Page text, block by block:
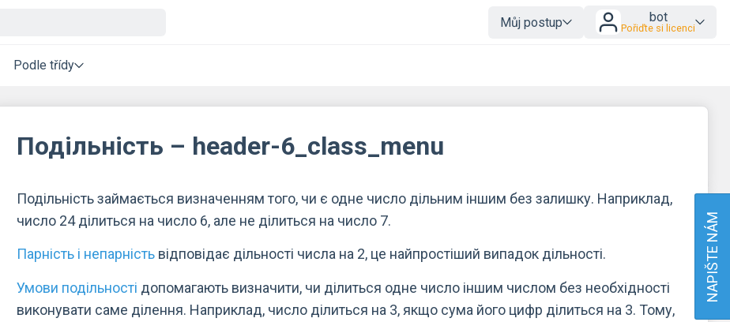
Můj postup bot
Pořiďte si licenci
Podle třídy
Подільність – header-6_class_menu
Подільність займається визначенням того, чи є одне число дільним іншим без залишку. Наприклад,
число 24 ділиться на число 6, але не ділиться на число 7.
Парність і непарність відповідає дільності числа на 2, це найпростіший випадок дільності.
Умови подільності допомагають визначити, чи ділиться одне число іншим числом без необхідності
виконувати саме ділення. Наприклад, число ділиться на 3, якщо сума його цифр ділиться на 3. Тому,
NAPIŠTE NÁM